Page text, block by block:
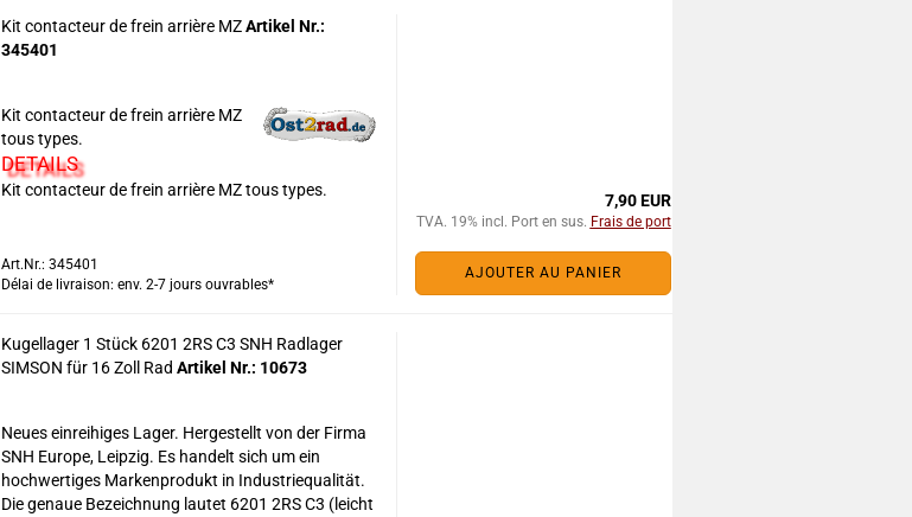
Kit contacteur de frein arrière MZArtikel Nr.:
345401
Kit contacteur de frein arrière MZ
tous types.
DETAILS
Kit contacteur de frein arrière MZ tous types.
Art.Nr.: 345401
Délai de livraison: env. 2-7 jours ouvrables*
7,90 EUR
TVA. 19% incl. Port en sus. Frais de port
AJOUTER AU PANIER
Kugellager 1 Stück 6201 2RS C3 SNH Radlager
SIMSON für 16 Zoll Rad Artikel Nr.: 10673
Neues einreihiges Lager. Hergestellt von der Firma
SNH Europe, Leipzig. Es handelt sich um ein
hochwertiges Markenprodukt in Industriequalität.
Die genaue Bezeichnung lautet 6201 2RS C3 (leicht